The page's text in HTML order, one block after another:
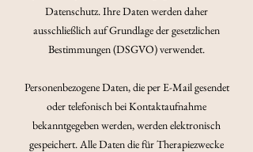
Datenschutz. Ihre Daten werden daher
ausschließlich auf Grundlage der gesetzlichen
Bestimmungen (DSGVO) verwendet.
Personenbezogene Daten, die per E-Mail gesendet
oder telefonisch bei Kontaktaufnahme
bekanntgegeben werden, werden elektronisch
gespeichert. Alle Daten die für Therapiezwecke